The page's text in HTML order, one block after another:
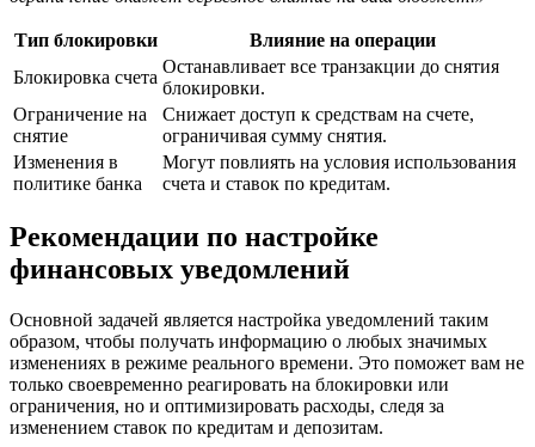
Тип блокировки
Влияние на операции
Блокировка счета
Останавливает все транзакции до снятия
блокировки.
Ограничение на
снятие
Снижает доступ к средствам на счете,
ограничивая сумму снятия.
Изменения в
политике банка
Могут повлиять на условия использования
счета и ставок по кредитам.
Рекомендации по настройке
финансовых уведомлений
Основной задачей является настройка уведомлений таким
образом, чтобы получать информацию о любых значимых
изменениях в режиме реального времени. Это поможет вам не
только своевременно реагировать на блокировки или
ограничения, но и оптимизировать расходы, следя за
изменением ставок по кредитам и депозитам.